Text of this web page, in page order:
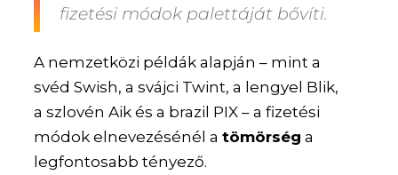
fizetési módok palettáját bővíti.
A nemzetközi példák alapján – mint a
svéd Swish, a svájci Twint, a lengyel Blik,
a szlovén Aik és a brazil PIX – a fizetési
módok elnevezésénél atömörség a
legfontosabb tényező.